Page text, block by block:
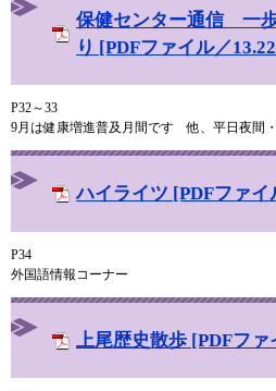
保健センター通信 一
り [PDFファイル／
P32～33
9月は健康増進普及月間です 他、平日夜間
ハイライツ [PDFファイ
P34
外国語情報コーナー
上尾歴史散歩 [PDFフ